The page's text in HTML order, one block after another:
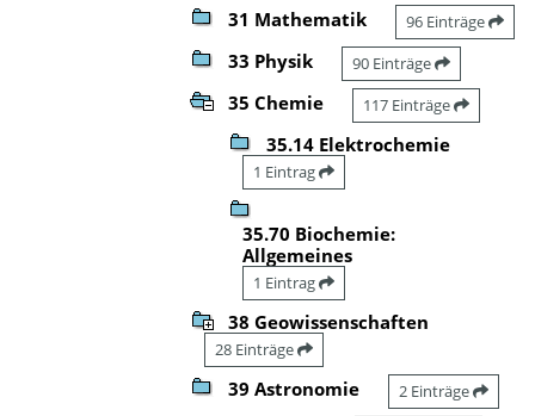
31 Mathematik 96 Einträge
33 Physik 90 Einträge
35 Chemie 117 Einträge
35.14 Elektrochemie
1 Eintrag
35.70 Biochemie:
Allgemeines
1 Eintrag
38 Geowissenschaften
28 Einträge
39 Astronomie 2 Einträge